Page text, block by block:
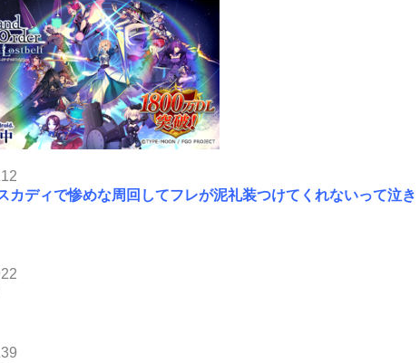
カディで惨めな周回してフレが泥礼装つけてくれないって泣き